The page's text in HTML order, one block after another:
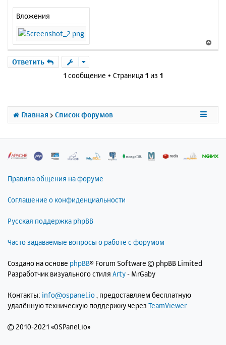
Вложения
е
с
н
ч
Ответить
1 сообщение • Страница 1 из 1
Главная Список форумов
Правила общения на форуме
Соглашение о конфиденциальности
Русская поддержка phpBB
Часто задаваемые вопросы о работе с форумом
Создано на основе phpBB® Forum Software © phpBB Limited
Разработчик визуального стиля Arty- MrGaby
Контакты: info@ospanel.io , предоставляем бесплатную
удалённую техническую поддержку через TeamViewer
© 2010-2021 «OSPanel.io»